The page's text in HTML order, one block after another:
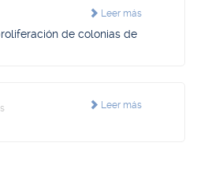
Leer más
de colonias de
Leer más